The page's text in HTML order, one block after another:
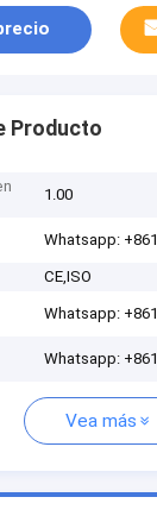
Producto
1.00
Whatsapp:
CE,ISO
Whatsapp:
Whatsapp:
Vea más